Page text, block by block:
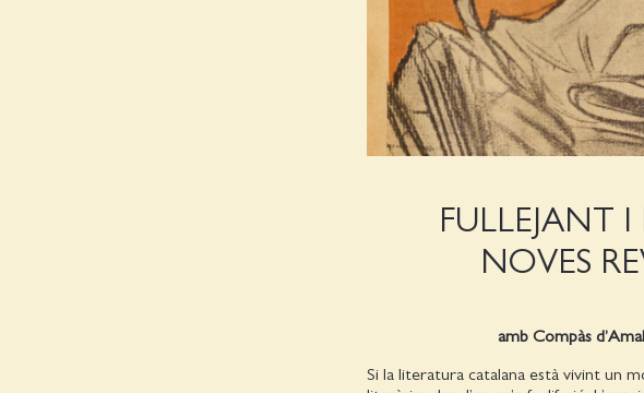
FULLEJANT
NOVES
amb Compàs
Si la literatura catalana està vivint un